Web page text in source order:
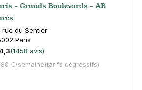
- Grands Boulevards - AB
rue du Sentier
Paris
4,3(1458 avis)
€/semaine(tarifs dégressifs)